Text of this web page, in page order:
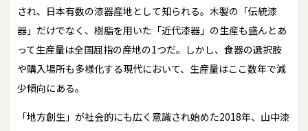
され、日本有数の漆器産地として知られる。木製の「伝統漆
器」だけでなく、樹脂を用いた「近代漆器」の生産も盛んとあ
って生産量は全国屈指の産地の1つだ。しかし、食器の選択肢
や購入場所も多様化する現代において、生産量はここ数年で減
少傾向にある。
「地方創生」が社会的にも広く意識され始めた2018年、山中漆